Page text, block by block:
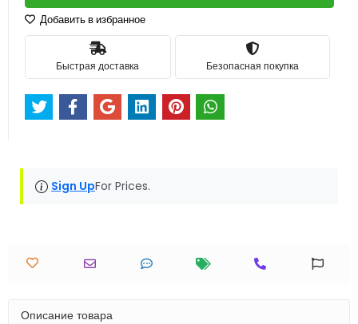
Добавить в избранное
Быстрая доставка Безопасная покупка
Sign UpFor Prices.
Описание товара